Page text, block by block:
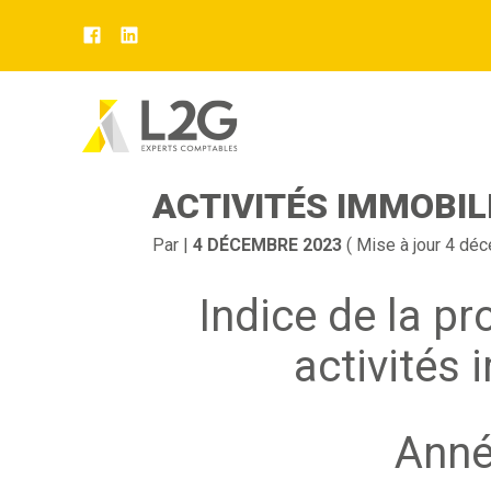
Aller
au
ACTIVITÉS
Par |4 DÉCEMBRE 2023 ( Mise à jour 4
Indice de la
activités